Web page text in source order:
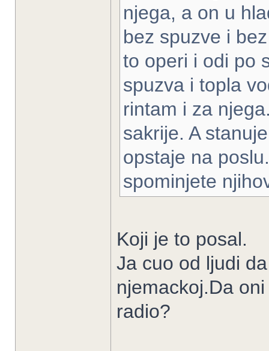
njega, a on u
bez spuzve i
to operi i odi po
spuzva i topla
rintam i za
sakrije. A
opstaje na
spominjete
Koji je to posal.
Ja cuo od ljudi
njemackoj.Da
radio?